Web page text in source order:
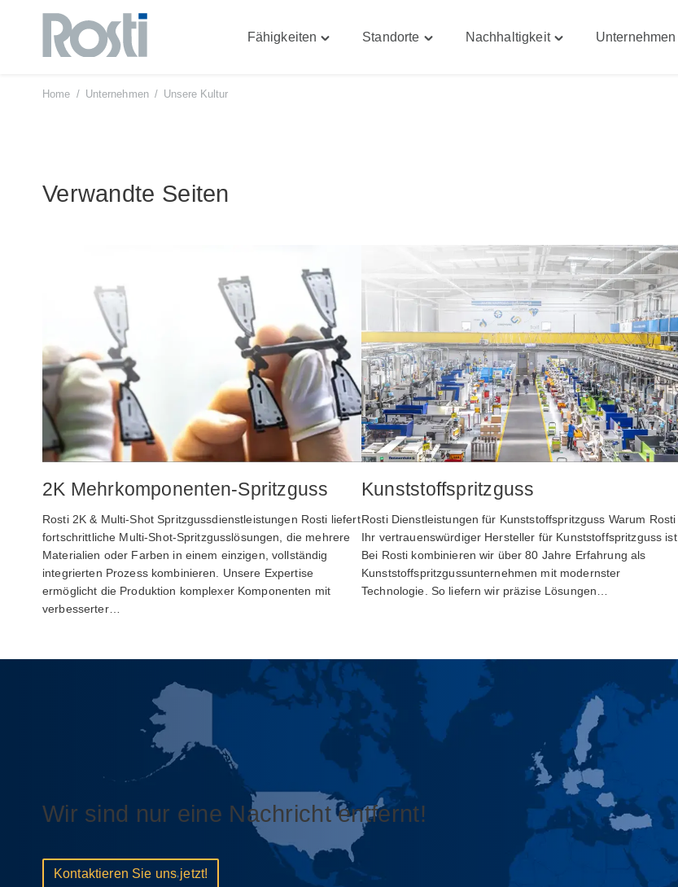
Zum
Fähigkeiten Standorte Nachhaltigkeit
Toggle
Unternehmen
Home / Unternehmen / Unsere Kultur
2K Mehrkomponenten-Spritzguss
Rosti 2K & Multi‑Shot Spritzgussdienstleistungen Rosti liefert
fortschrittliche Multi-Shot-Spritzgusslösungen, die mehrere
Materialien oder Farben in einem einzigen, vollständig
integrierten Prozess kombinieren. Unsere Expertise
ermöglicht die Produktion komplexer Komponenten mit
verbesserter…
Kunststoffspritzguss
Rosti Dienstleistungen für Kunststoffspritzguss Warum Rosti
Ihr vertrauenswürdiger Hersteller für Kunststoffspritzguss ist
Bei Rosti kombinieren wir über 80 Jahre Erfahrung als
Kunststoffspritzgussunternehmen mit modernster
Technologie. So liefern wir präzise Lösungen…
Verwandte Seiten
Wir sind nur eine Nachricht entfernt!
Kontaktieren Sie uns jetzt!